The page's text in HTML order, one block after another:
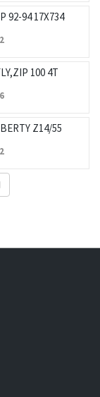
92-94 17X734
100 4T
Z14/55